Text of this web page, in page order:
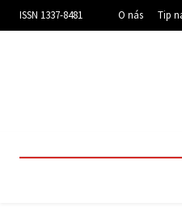
ISSN 1337-8481 O nás Tip